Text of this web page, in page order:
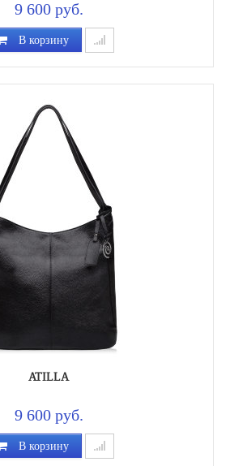
9 600 руб.
В корзину
ATILLA
9 600 руб.
В корзину